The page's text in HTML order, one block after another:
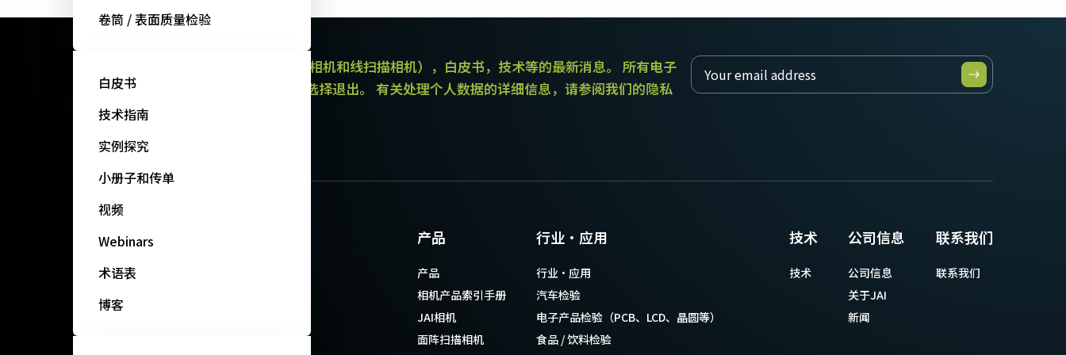
单传感器单色
单色CMOS传感器线阵扫描相机同时具备高
分辨率和超快的扫描速度。分辨率最高可
三线彩色
对于不需要JAI的棱镜技术提供的超高色彩
精确度的应用，三线相机可以提供出色的
波红外(SWIR)光线。该相机能够以SWIR光
了尖端的棱镜技术，可为线阵扫描彩色成
4传感器RGB+NIR（棱镜式）
4传感器线阵扫描相机设计用于同时捕获可
(NIR)光谱中的图像数据。
4传感器R-G-B + SWIR（棱镜
式）
4传感器机器视觉线阵扫描相机，可捕获可
见光谱中的RGB图像数据和短波红外波段
光谱中的图像数据。
卷筒 / 表面质量检验
白皮书
技术指南
实例探究
小册子和传单
视频
Webinars
术语表
博客
JAI的电子通讯提供有关产品（区域扫描相机和线扫描相机），白皮书，技术等的最新消息。 所有电子
通讯都包含取消订阅链接。 您可以随时选择退出。 有关处理个人数据的详细信息，请参阅我们的隐私
政策。
产品
产品
相机产品索引手册
JAI相机
面阵扫描相机
行业·应用
行业·应用
汽车检验
电子产品检验（PCB、LCD、晶圆等）
食品 / 饮料检验
技术
技术
公司信息
公司信息
关于JAI
新闻
联系我们
联系我们